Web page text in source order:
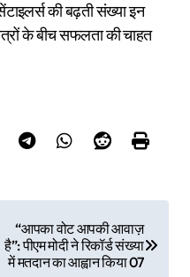
की बढ़ती संख्या इन
के बीच सफलता की चाहत
“आपका वोट आपकी आवाज़
है”: पीएम मोदी ने रिकॉर्ड संख्या
में मतदान का आह्वान किया 07